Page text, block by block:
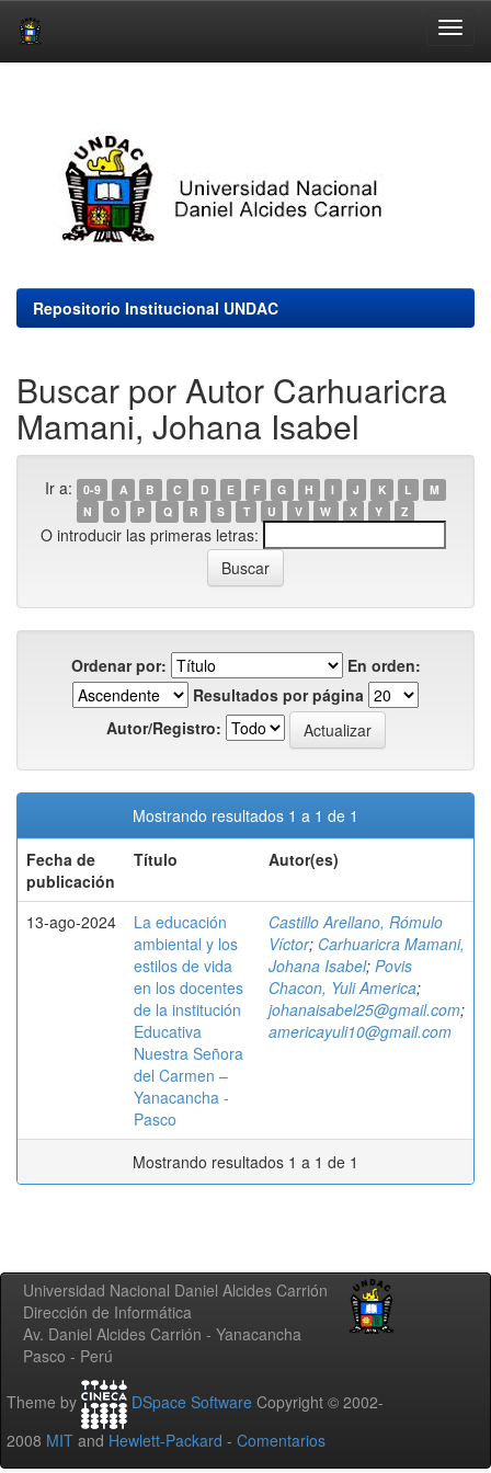
Repositorio Institucional UNDAC
Buscar por Autor Carhuaricra
Mamani, Johana Isabel
Ir a: 0-9 A B C D E F G H I J K L
M
N
O P Q R S T U V W X Y Z
O introducir las primeras letras:
Ordenar por:
En orden:
Resultados por página
Autor/Registro:
Mostrando resultados 1 a 1 de 1
Fecha de
publicación
Título Autor(es)
13-ago-2024
La educación
ambiental y los
estilos de vida
en los docentes
de la institución
Educativa
Nuestra Señora
del Carmen –
Yanacancha -
Pasco
Castillo Arellano, Rómulo
Víctor; Carhuaricra Mamani,
Johana Isabel; Povis
Chacon, Yuli America;
johanaisabel25@gmail.com;
americayuli10@gmail.com
Mostrando resultados 1 a 1 de 1
Universidad Nacional Daniel Alcides Carrión
Dirección de Informática
Av. Daniel Alcides Carrión - Yanacancha
Pasco - Perú
Theme by DSpace Software Copyright © 2002-
2008 MIT and Hewlett-Packard - Comentarios